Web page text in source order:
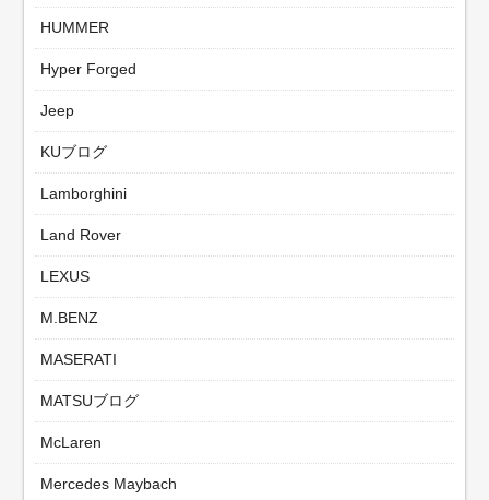
HUMMER
Hyper Forged
Jeep
KUブログ
Lamborghini
Land Rover
LEXUS
M.BENZ
MASERATI
MATSUブログ
McLaren
Mercedes Maybach